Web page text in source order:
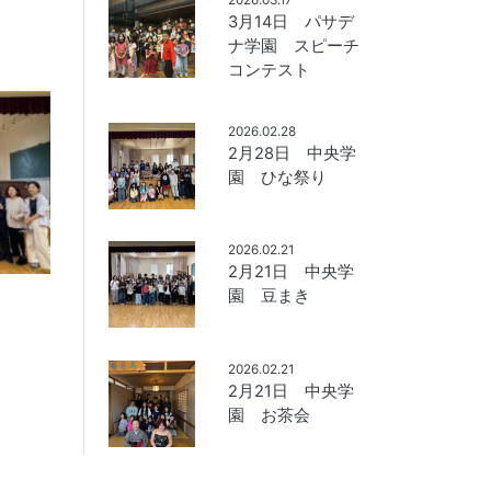
3月14日 パサデ
ナ学園 スピーチ
コンテスト
2026.02.28
2月28日 中央学
園 ひな祭り
2026.02.21
2月21日 中央学
園 豆まき
2026.02.21
2月21日 中央学
園 お茶会